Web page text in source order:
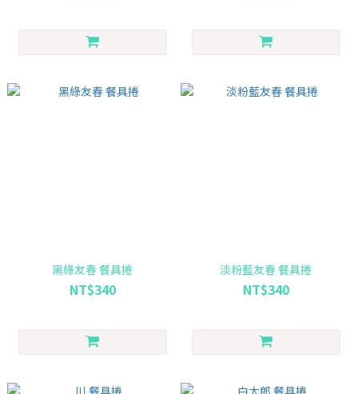
黑綠友春 餐具捲
NT$340
淡粉藍友春 餐具捲
NT$340